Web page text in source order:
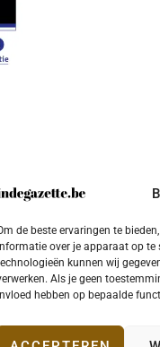
de beste ervaringen te
over je apparaat op
kunnen wij
Als je geen
hebben op bepaalde